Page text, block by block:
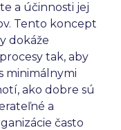
Jazyk
a účinnosti jej
Tento koncept
dokáže
tak, aby
minimálnymi
ako dobre sú
a
často